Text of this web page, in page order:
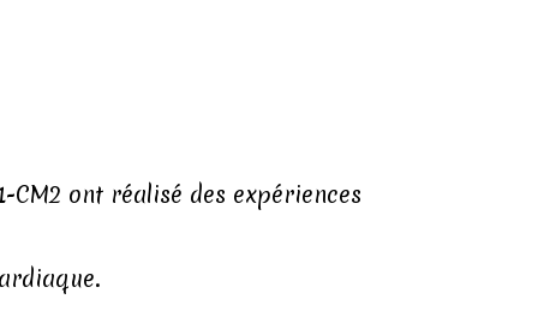
ont réalisé des expériences